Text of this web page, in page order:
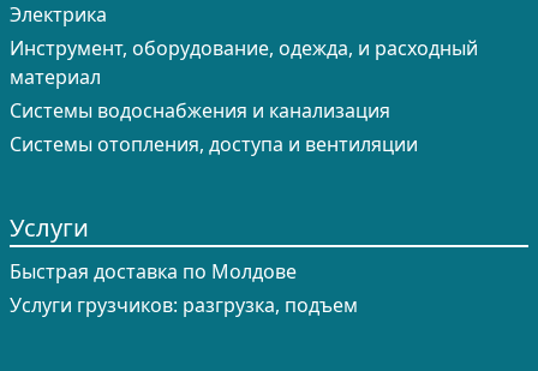
Электрика
Инструмент, оборудование, одежда, и расходный
материал
Системы водоснабжения и канализация
Системы отопления, доступа и вентиляции
Услуги
Быстрая доставка по Молдове
Услуги грузчиков: разгрузка, подъем